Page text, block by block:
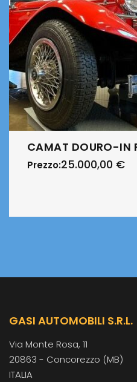
CAMAT DOURO-IN
Prezzo:25.000,00 €
GASI AUTOMOBILI S.R.L.
Via Monte Rosa, 11
20863 - Concorezzo (MB)
ITALIA